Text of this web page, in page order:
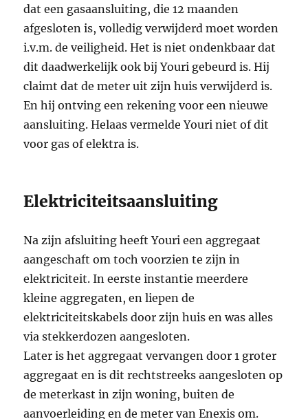
dat een gasaansluiting, die 12 maanden
afgesloten is, volledig verwijderd moet worden
i.v.m. de veiligheid. Het is niet ondenkbaar dat
dit daadwerkelijk ook bij Youri gebeurd is. Hij
claimt dat de meter uit zijn huis verwijderd is.
En hij ontving een rekening voor een nieuwe
aansluiting. Helaas vermelde Youri niet of dit
voor gas of elektra is.
Elektriciteitsaansluiting
Na zijn afsluiting heeft Youri een aggregaat
aangeschaft om toch voorzien te zijn in
elektriciteit. In eerste instantie meerdere
kleine aggregaten, en liepen de
elektriciteitskabels door zijn huis en was alles
via stekkerdozen aangesloten.
Later is het aggregaat vervangen door 1 groter
aggregaat en is dit rechtstreeks aangesloten op
de meterkast in zijn woning, buiten de
aanvoerleiding en de meter van Enexis om.